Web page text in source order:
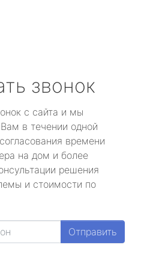
звонок
с сайта и мы
в течении одной
времени
на дом и более
решения
и стоимости по
Отправить